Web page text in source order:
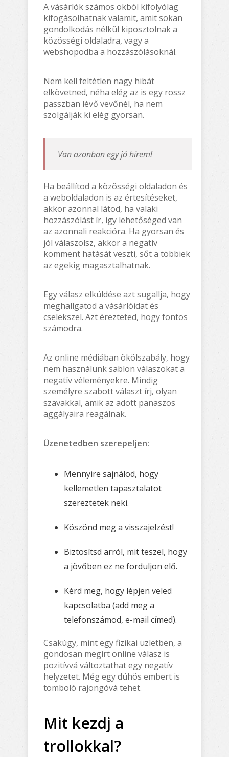
A vásárlók számos okból kifolyólag
kifogásolhatnak valamit, amit sokan
gondolkodás nélkül kiposztolnak a
közösségi oldaladra, vagy a
webshopodba a hozzászólásoknál.
Nem kell feltétlen nagy hibát
elkövetned, néha elég az is egy rossz
passzban lévő vevőnél, ha nem
szolgálják ki elég gyorsan.
Van azonban egy jó hírem!
Ha beállítod a közösségi oldaladon és
a weboldaladon is az értesítéseket,
akkor azonnal látod, ha valaki
hozzászólást ír, így lehetőséged van
az azonnali reakcióra. Ha gyorsan és
jól válaszolsz, akkor a negatív
komment hatását veszti, sőt a többiek
az egekig magasztalhatnak.
Egy válasz elküldése azt sugallja, hogy
meghallgatod a vásárlóidat és
cselekszel. Azt érezteted, hogy fontos
számodra.
Az online médiában ökölszabály, hogy
nem használunk sablon válaszokat a
negatív véleményekre. Mindig
személyre szabott választ írj, olyan
szavakkal, amik az adott panaszos
aggályaira reagálnak.
Üzenetedben szerepeljen:
Mennyire sajnálod, hogy
kellemetlen tapasztalatot
szereztetek neki.
Köszönd meg a visszajelzést!
Biztosítsd arról, mit teszel, hogy
a jövőben ez ne forduljon elő.
Kérd meg, hogy lépjen veled
kapcsolatba (add meg a
telefonszámod, e-mail címed).
Csakúgy, mint egy fizikai üzletben, a
gondosan megírt online válasz is
pozitívvá változtathat egy negatív
helyzetet. Még egy dühös embert is
tomboló rajongóvá tehet.
Mit kezdj a
trollokkal?